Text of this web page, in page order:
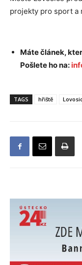
projekty pro sport a
Máte článek,
Pošlete ho na:
TAGS hřiště